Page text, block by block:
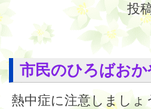
投
市民のひろばお
熱中症に注意しましょ